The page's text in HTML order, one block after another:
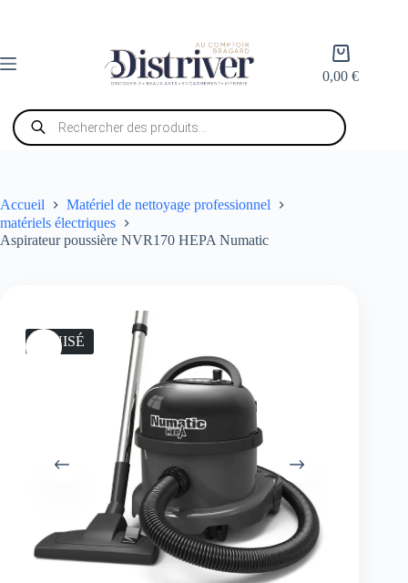
Panier
d’achat
0,00€
Recherche
de
produits
Accueil
Matériel de nettoyage professionnel
matériels électriques
Aspirateur poussière NVR170 HEPA Numatic
ÉPUISÉ